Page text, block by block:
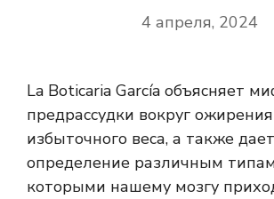
4 апреля, 2024
La Boticaria García объясняет
предрассудки вокруг
избыточного веса, а также дает
определение различным
которыми нашему мозгу